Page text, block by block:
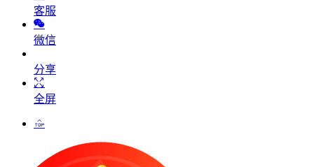
客服
微信
分享
全屏